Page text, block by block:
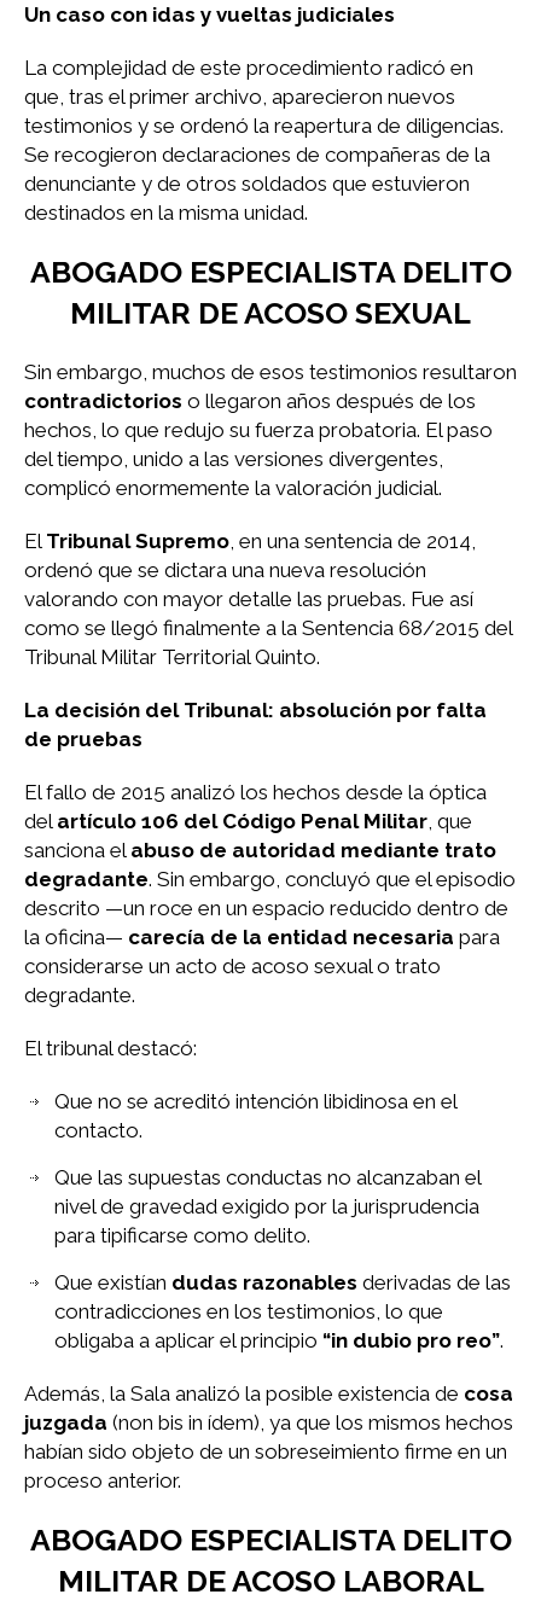
Un caso con idas y vueltas judiciales
La complejidad de este procedimiento radicó en
que, tras el primer archivo, aparecieron nuevos
testimonios y se ordenó la reapertura de diligencias.
Se recogieron declaraciones de compañeras de la
denunciante y de otros soldados que estuvieron
destinados en la misma unidad.
ABOGADO ESPECIALISTA DELITO
MILITAR DE ACOSO SEXUAL
Sin embargo, muchos de esos testimonios resultaron
contradictorios o llegaron años después de los
hechos, lo que redujo su fuerza probatoria. El paso
del tiempo, unido a las versiones divergentes,
complicó enormemente la valoración judicial.
El Tribunal Supremo , en una sentencia de 2014,
ordenó que se dictara una nueva resolución
valorando con mayor detalle las pruebas. Fue así
como se llegó finalmente a la Sentencia 68/2015 del
Tribunal Militar Territorial Quinto.
La decisión del Tribunal: absolución por falta
de pruebas
El fallo de 2015 analizó los hechos desde la óptica
del artículo 106 del Código Penal Militar , que
sanciona el abuso de autoridad mediante trato
degradante. Sin embargo, concluyó que el episodio
descrito —un roce en un espacio reducido dentro de
la oficina— carecía de la entidad necesaria para
considerarse un acto de acoso sexual o trato
degradante.
El tribunal destacó:
Que no se acreditó intención libidinosa en el
contacto.
Que las supuestas conductas no alcanzaban el
nivel de gravedad exigido por la jurisprudencia
para tipificarse como delito.
Que existían dudas razonables derivadas de las
contradicciones en los testimonios, lo que
obligaba a aplicar el principio “in dubio pro reo”.
Además, la Sala analizó la posible existencia de cosa
juzgada (non bis in ídem), ya que los mismos hechos
habían sido objeto de un sobreseimiento firme en un
proceso anterior.
ABOGADO ESPECIALISTA DELITO
MILITAR DE ACOSO LABORAL